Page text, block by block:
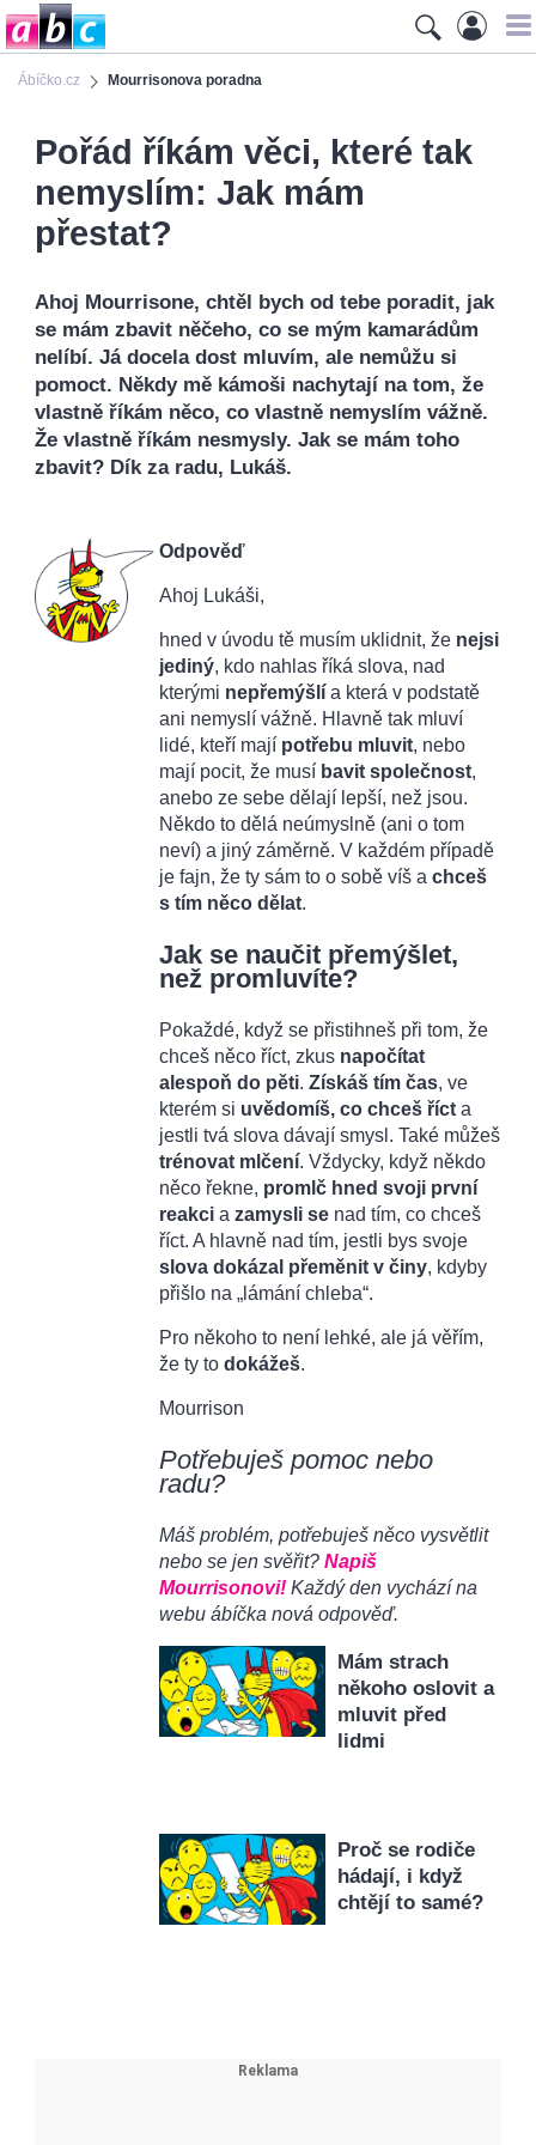
Ábíčko.cz Mourrisonova poradna
Pořád říkám věci, které tak
nemyslím: Jak mám
přestat?
Ahoj Mourrisone, chtěl bych od tebe poradit, jak
se mám zbavit něčeho, co se mým kamarádům
nelíbí. Já docela dost mluvím, ale nemůžu si
pomoct. Někdy mě kámoši nachytají na tom, že
vlastně říkám něco, co vlastně nemyslím vážně.
Že vlastně říkám nesmysly. Jak se mám toho
zbavit? Dík za radu, Lukáš.
Odpověď
Ahoj Lukáši,
hned v úvodu tě musím uklidnit, že nejsi
jediný, kdo nahlas říká slova, nad
kterými nepřemýšlí a která v podstatě
ani nemyslí vážně. Hlavně tak mluví
lidé, kteří mají potřebu mluvit, nebo
mají pocit, že musí bavit společnost,
anebo ze sebe dělají lepší, než jsou.
Někdo to dělá neúmyslně (ani o tom
neví) a jiný záměrně. V každém případě
je fajn, že ty sám to o sobě víš a chceš
s tím něco dělat.
Jak se naučit přemýšlet,
než promluvíte?
Pokaždé, když se přistihneš při tom, že
chceš něco říct, zkus napočítat
alespoň do pěti. Získáš tím čas, ve
kterém si uvědomíš, co chceš říct a
jestli tvá slova dávají smysl. Také můžeš
trénovat mlčení. Vždycky, když někdo
něco řekne, promlč hned svoji první
reakci a zamysli se nad tím, co chceš
říct. A hlavně nad tím, jestli bys svoje
slova dokázal přeměnit v činy, kdyby
přišlo na „lámání chleba“.
Pro někoho to není lehké, ale já věřím,
že ty to dokážeš.
Mourrison
Potřebuješ pomoc nebo
radu?
Máš problém, potřebuješ něco vysvětlit
nebo se jen svěřit? Napiš
Mourrisonovi! Každý den vychází na
webu ábíčka nová odpověď.
Mám strach
někoho oslovit a
mluvit před
lidmi
Proč se rodiče
hádají, i když
chtějí to samé?